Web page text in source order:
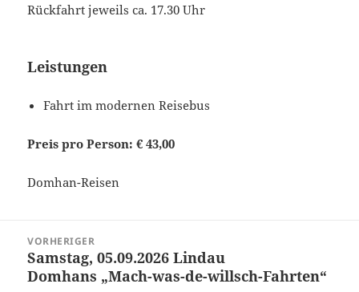
Rückfahrt jeweils ca. 17.30 Uhr
Leistungen
Fahrt im modernen Reisebus
Preis pro Person: € 43,00
Domhan-Reisen
VORHERIGER
Vorheriger
Beitrag:
Samstag, 05.09.2026 Lindau
Domhans „Mach-was-de-willsch-Fahrten“